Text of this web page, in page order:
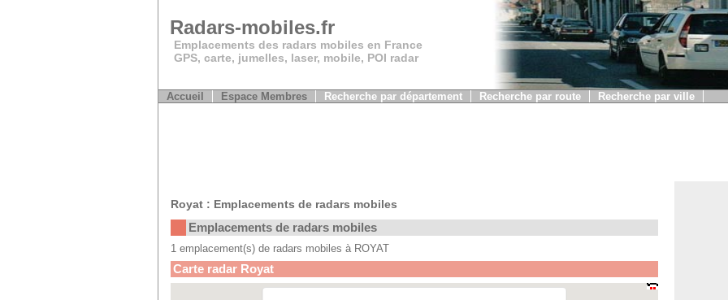
Radars-mobiles.fr
Emplacements des radars mobiles en France
GPS, carte, jumelles, laser, mobile, POI radar
Accueil Espace Membres Recherche par département Recherche par route Recherche par ville
Royat : Emplacements de radars mobiles
Emplacements de radars mobiles
1 emplacement(s) de radars mobiles à ROYAT
Carte radar Royat